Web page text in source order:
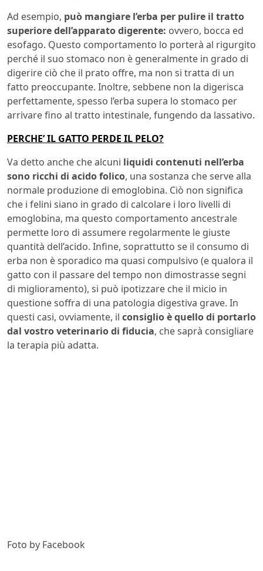
Ad esempio, può mangiare l’erba per pulire il tratto
superiore dell’apparato digerente: ovvero, bocca ed
esofago. Questo comportamento lo porterà al rigurgito
perché il suo stomaco non è generalmente in grado di
digerire ciò che il prato offre, ma non si tratta di un
fatto preoccupante. Inoltre, sebbene non la digerisca
perfettamente, spesso l’erba supera lo stomaco per
arrivare fino al tratto intestinale, fungendo da lassativo.
PERCHE’ IL GATTO PERDE IL PELO?
Va detto anche che alcuni liquidi contenuti nell’erba
sono ricchi di acido folico, una sostanza che serve alla
normale produzione di emoglobina. Ciò non significa
che i felini siano in grado di calcolare i loro livelli di
emoglobina, ma questo comportamento ancestrale
permette loro di assumere regolarmente le giuste
quantità dell’acido. Infine, soprattutto se il consumo di
erba non è sporadico ma quasi compulsivo (e qualora il
gatto con il passare del tempo non dimostrasse segni
di miglioramento), si può ipotizzare che il micio in
questione soffra di una patologia digestiva grave. In
questi casi, ovviamente, il consiglio è quello di portarlo
dal vostro veterinario di fiducia, che saprà consigliare
la terapia più adatta.
Foto by Facebook